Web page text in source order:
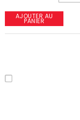
AJOUTER AU
PANIER